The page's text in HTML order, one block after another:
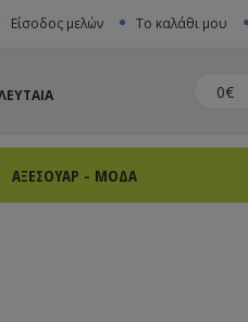
Είσοδος μελών Το καλάθι μου
0€
ΑΞΕΣΟΥΑΡ - ΜΟΔΑ